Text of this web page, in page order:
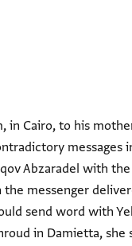
in Cairo, to his
Abzaradel with
the messenger
send word with
in Damietta,